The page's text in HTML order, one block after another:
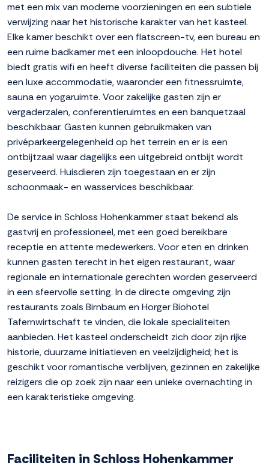
met een mix van moderne voorzieningen en een subtiele
verwijzing naar het historische karakter van het kasteel.
Elke kamer beschikt over een flatscreen-tv, een bureau en
een ruime badkamer met een inloopdouche. Het hotel
biedt gratis wifi en heeft diverse faciliteiten die passen bij
een luxe accommodatie, waaronder een fitnessruimte,
sauna en yogaruimte. Voor zakelijke gasten zijn er
vergaderzalen, conferentieruimtes en een banquetzaal
beschikbaar. Gasten kunnen gebruikmaken van
privéparkeergelegenheid op het terrein en er is een
ontbijtzaal waar dagelijks een uitgebreid ontbijt wordt
geserveerd. Huisdieren zijn toegestaan en er zijn
schoonmaak- en wasservices beschikbaar.
De service in Schloss Hohenkammer staat bekend als
gastvrij en professioneel, met een goed bereikbare
receptie en attente medewerkers. Voor eten en drinken
kunnen gasten terecht in het eigen restaurant, waar
regionale en internationale gerechten worden geserveerd
in een sfeervolle setting. In de directe omgeving zijn
restaurants zoals Birnbaum en Horger Biohotel
Tafernwirtschaft te vinden, die lokale specialiteiten
aanbieden. Het kasteel onderscheidt zich door zijn rijke
historie, duurzame initiatieven en veelzijdigheid; het is
geschikt voor romantische verblijven, gezinnen en zakelijke
reizigers die op zoek zijn naar een unieke overnachting in
een karakteristieke omgeving.
Faciliteiten in Schloss Hohenkammer